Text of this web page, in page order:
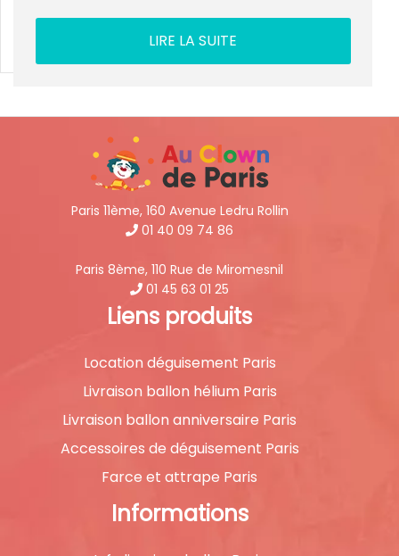
LIRE LA SUITE
Paris 11ème, 160 Avenue Ledru Rollin
01 40 09 74 86
Paris 8ème, 110 Rue de Miromesnil
01 45 63 01 25
Liens produits
Location déguisement Paris
Livraison ballon hélium Paris
Livraison ballon anniversaire Paris
Accessoires de déguisement Paris
Farce et attrape Paris
Informations